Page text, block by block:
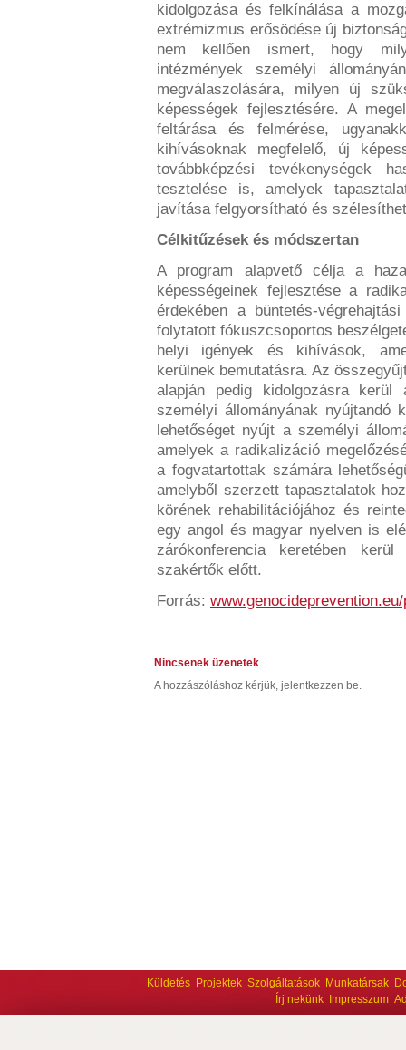
kidolgozása és felkínálása a
extrémizmus erősödése új
nem kellően ismert, hogy
intézmények személyi
megválaszolására, milyen új
képességek fejlesztésére. A
feltárása és felmérése,
kihívásoknak megfelelő, új
továbbképzési tevékenységek
tesztelése is, amelyek
javítása felgyorsítható és
Célkitűzések és módszertan
A program alapvető célja a
képességeinek fejlesztése a
érdekében a büntetés-
folytatott fókuszcsoportos
helyi igények és kihívások,
kerülnek bemutatásra. Az
alapján pedig kidolgozásra kerül
személyi állományának nyújtandó
lehetőséget nyújt a személyi
amelyek a radikalizáció
a fogvatartottak számára
amelyből szerzett tapasztalatok
körének rehabilitációjához és
egy angol és magyar nyelven is
zárókonferencia keretében
szakértők előtt.
Forrás:
Nincsenek üzenetek
A hozzászóláshoz kérjük, jelentkezzen be.
Küldetés Projektek Szolgáltatások Munkatársak
Írj nekünk
Impresszum